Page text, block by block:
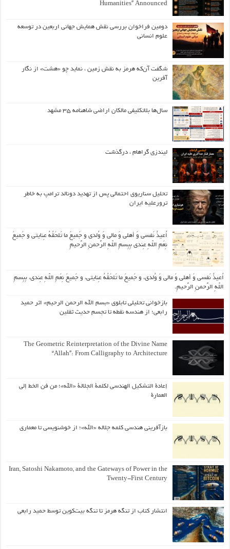
Humanities” Announced
دومین فراخوان بررسی نقش همایش جهانی اربعین در توسعه
علوم انسانی
شگفت آن‌که هرمز به نقش زمین ، نماید چو «هشت» از نگار
آفرین
سال‌ها بلاتکلیفی مالکان اراضی شاهنامه ۳۵ مشهد
لیندزی گراهام ، درگذشت
تحلیل سناریوی احتمالی پس از تهدید دونالد ترامپ به خاطر
ترورعلیه ایران
اُعیذُ نَفسی وَ أهلی وَ مالی وَ وُلدی و جَمیعَ ما تَلحَقُهُ عِنایتی و جَمیعَ
نِعَمِ اللّهِ عِندی بِبِسمِ اللّهِ الرَّحمنِ الرَّحیمِ
اُعیذُ نَفسی وَ أهلی وَ مالی وَ وُلدی، و جَمیعَ ما تَلحَقُهُ عِنایتی، و جَمیعَ نِعَمِ اللّهِ عِندی، بِبِسمِ
اللّهِ الرَّحمنِ الرَّحیمِ.
بازخوانی تحلیلی تابلوی «بسم الله الرحمن الرحیم» اثر حمید
رابعی؛ از هندسه نقطه تا تجسم حدیث ثقلین
The Geometric Reinterpretation of the Divine Name
“Allah”: From Calligraphy to Architecture
إعادة التشكيل الهندسي لكلمة الجلالة «الله»؛ من فن الخط إلى
العمارة
بازآفرینی هندسی کلمه جلاله «الله»؛ از خوشنویسی تا معماری
Iran, Satoshi Nakamoto, and the Gateways of Power in the
Twenty-First Century
انتشار کتاب از تنگه هرمز تا تنگه بیت‌کوین توسط حمید رابعی